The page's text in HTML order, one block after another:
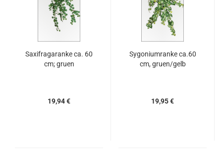
Saxifragaranke ca. 60
cm; gruen
19,94 €
Sygoniumranke ca.60
cm, gruen/gelb
19,95 €